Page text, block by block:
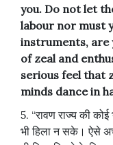
you. Do not let
labour nor must
instruments, are
of zeal and
serious feel that
minds dance in
5. “रावण राज्य की
भी हिला न सके। ऐसे